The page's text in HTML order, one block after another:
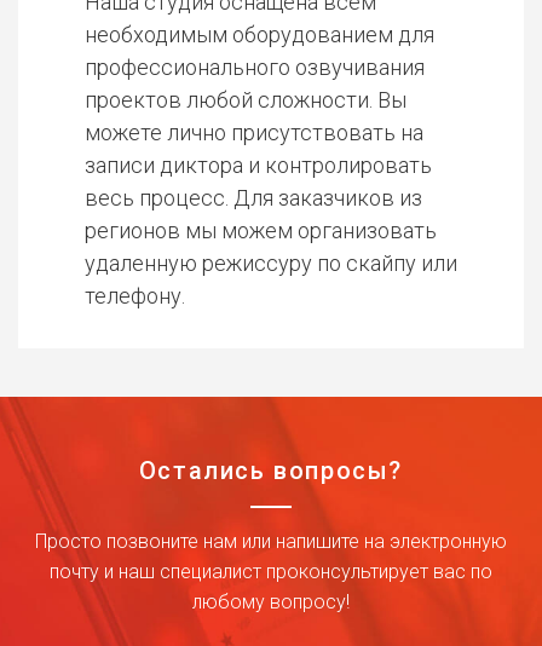
необходимым оборудованием для
профессионального озвучивания
проектов любой сложности. Вы
можете лично присутствовать на
записи диктора и контролировать
весь процесс. Для заказчиков из
регионов мы можем организовать
удаленную режиссуру по скайпу или
телефону.
Остались вопросы?
Просто позвоните нам или напишите на электронную
почту и наш специалист проконсультирует вас по
любому вопросу!